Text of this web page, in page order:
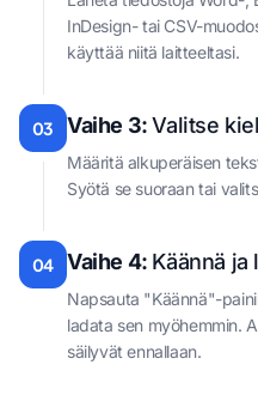
InDesign- tai CSV-
käyttää niitä laitteeltasi.
03 Vaihe 3:Valitse
Määritä alkuperäisen
Syötä se suoraan tai
04 Vaihe 4: Käännä ja
Napsauta "Käännä"-
ladata sen myöhemmin.
säilyvät ennallaan.